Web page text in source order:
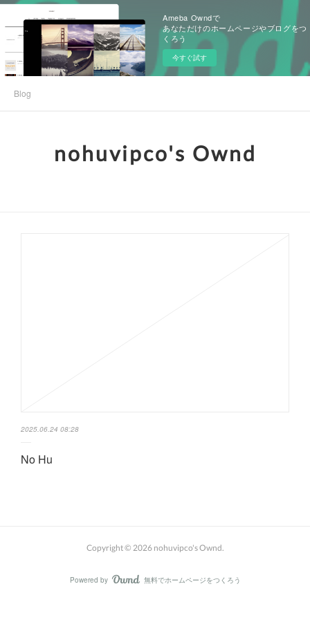
Ameba Owndで
あなただけのホームページやブログをつ
くろう
今すぐ試す
Blog
nohuvipco's Ownd
2025.06.24 08:28
No Hu
Copyright © 2026 nohuvipco's Ownd.
Powered by AmebaOwnd
無料でホームページをつくろう